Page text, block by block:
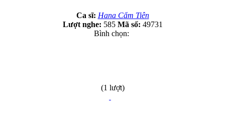
Ca sĩ: Hana Cẩm Tiên
Lượt nghe: 585 Mã số: 49731
Bình chọn:
(1 lượt)